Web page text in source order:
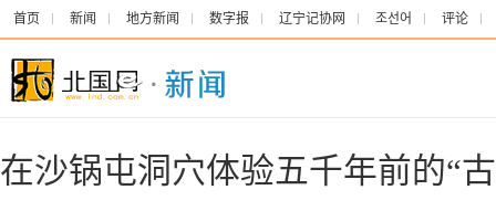
首页 新闻 地方新闻 数字报 辽宁记协网 조선어 评论
在沙锅屯洞穴体验五千年前的“